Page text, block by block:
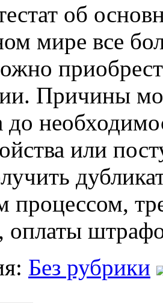
об
мире все
Причины
до
или
процессом,
оплаты
Без рубрики